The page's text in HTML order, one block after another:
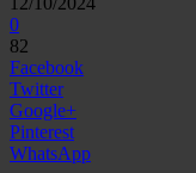
0
82
Facebook
Twitter
Google+
Pinterest
WhatsApp